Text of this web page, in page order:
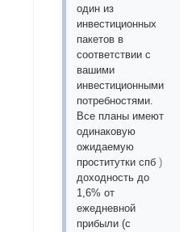
один из
инвестиционных
пакетов в
соответствии с
вашими
инвестиционными
потребностями.
Все планы имеют
одинаковую
ожидаемую
проститутки спб)
доходность до
1,6% от
ежедневной
прибыли (с